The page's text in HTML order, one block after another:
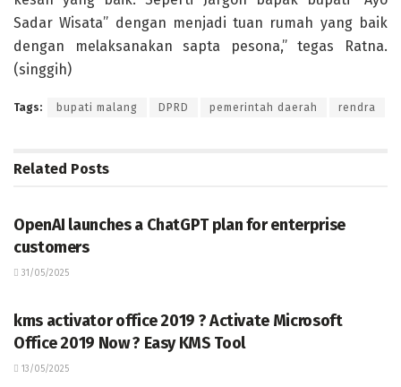
Sadar Wisata” dengan menjadi tuan rumah yang baik
dengan melaksanakan sapta pesona,” tegas Ratna.
(singgih)
Tags: bupati malang DPRD pemerintah daerah rendra
Related Posts
OpenAI launches a ChatGPT plan for enterprise
customers
31/05/2025
kms activator office 2019 ? Activate Microsoft
Office 2019 Now ? Easy KMS Tool
13/05/2025